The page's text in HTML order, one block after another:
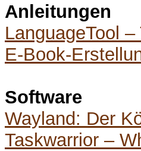
Anleitungen
LanguageTool
E-Book-
Software
Wayland: Der
Taskwarrior –